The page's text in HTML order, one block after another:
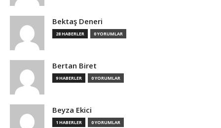
Bektaş Deneri
28 HABERLER 0 YORUMLAR
Bertan Biret
9 HABERLER 0 YORUMLAR
Beyza Ekici
1 HABERLER 0 YORUMLAR